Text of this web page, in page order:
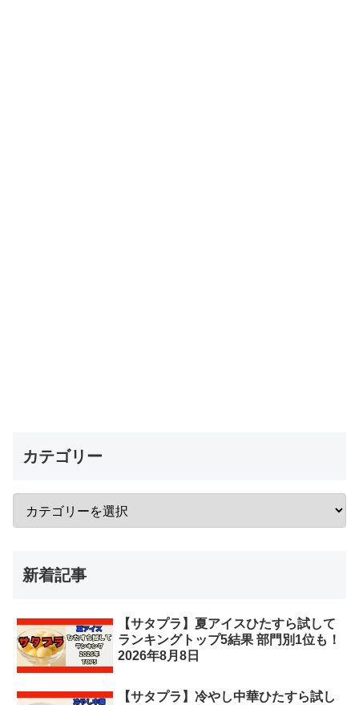
カテゴリー
新着記事
【サタプラ】夏アイスひたすら試して
ランキングトップ5結果 部門別1位も！
2026年8月8日
【サタプラ】冷やし中華ひたすら試し